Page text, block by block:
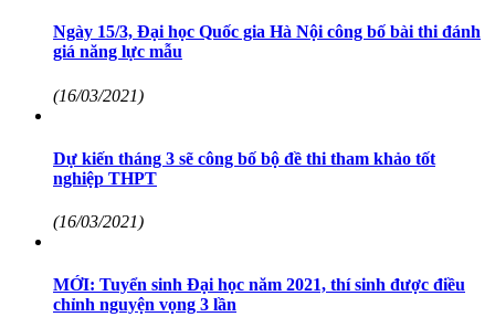
Ngày 15/3, Đại học Quốc gia Hà Nội công bố bài thi đánh
giá năng lực mẫu
(16/03/2021)
Dự kiến tháng 3 sẽ công bố bộ đề thi tham khảo tốt
nghiệp THPT
(16/03/2021)
MỚI: Tuyển sinh Đại học năm 2021, thí sinh được điều
chỉnh nguyện vọng 3 lần